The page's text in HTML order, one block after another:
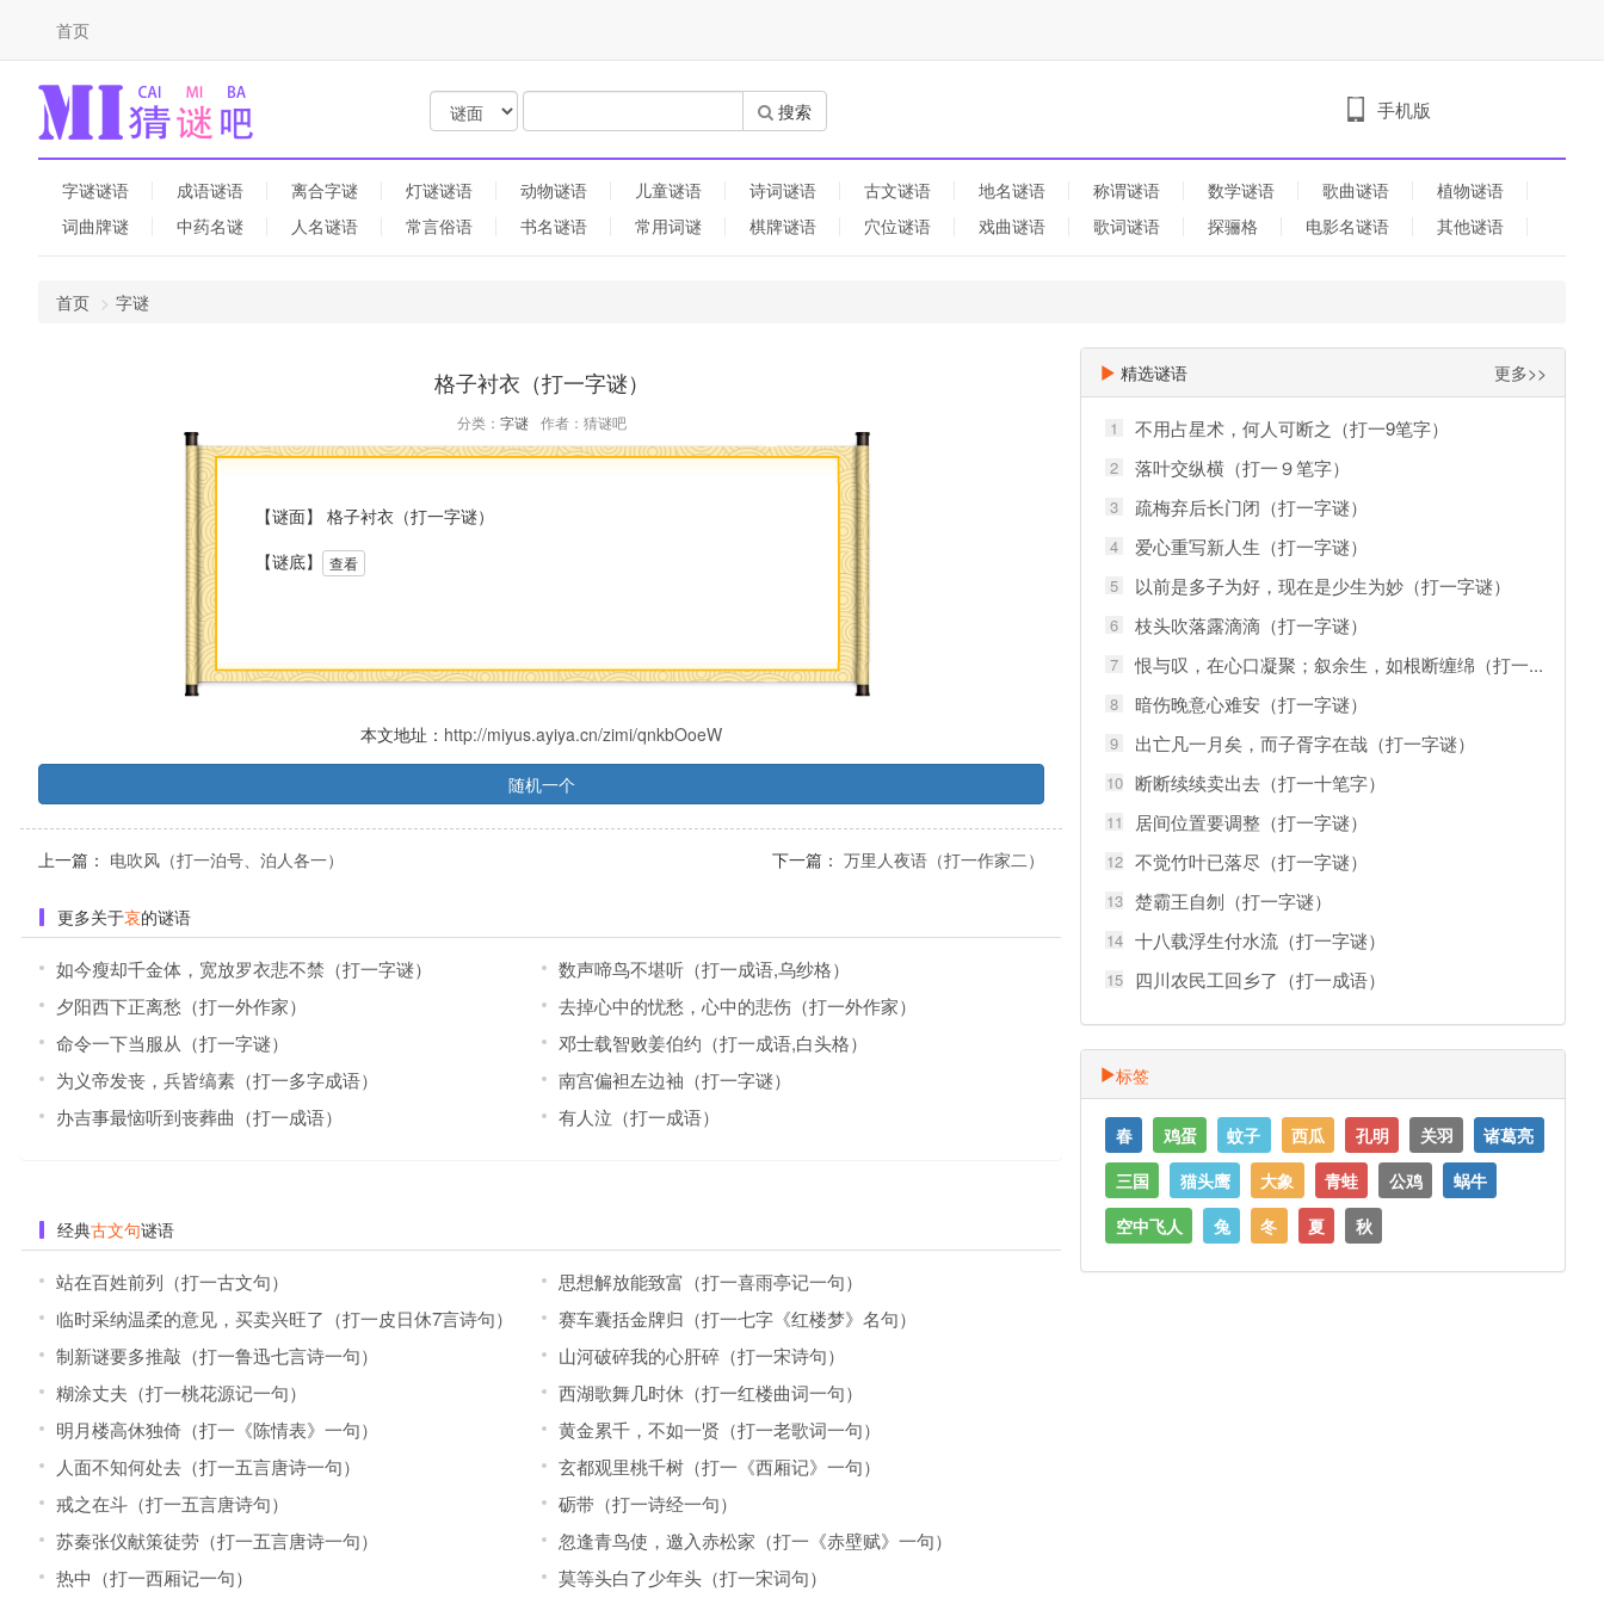
首页
搜索 手机版
字谜谜语 成语谜语 离合字谜 灯谜谜语 动物谜语 儿童谜语 诗词谜语 古文谜语 地名谜语 称谓谜语 数学谜语 歌曲谜语
植物谜语
词曲牌谜
中药名谜 人名谜语 常言俗语 书名谜语 常用词谜 棋牌谜语 穴位谜语 戏曲谜语 歌词谜语 探骊格 电影名谜语 其他谜语
首页 字谜
格子衬衣（打一字谜）
分类： 字谜 作者：猜谜吧
【谜面】 格子衬衣（打一字谜）
【谜底】
查看
本文地址： http://miyus.ayiya.cn/zimi/qnkbOoeW
随机一个
上一篇： 电吹风（打一泊号、泊人各一） 下一篇： 万里人夜语（打一作家二）
更多关于哀的谜语
如今瘦却千金体，宽放罗衣悲不禁（打一字谜）
数声啼鸟不堪听（打一成语,乌纱格）
夕阳西下正离愁（打一外作家）
去掉心中的忧愁，心中的悲伤（打一外作家）
命令一下当服从（打一字谜）
邓士载智败姜伯约（打一成语,白头格）
为义帝发丧，兵皆缟素（打一多字成语）
南宫偏袒左边袖（打一字谜）
办吉事最恼听到丧葬曲（打一成语）
有人泣（打一成语）
经典古文句谜语
站在百姓前列（打一古文句）
思想解放能致富（打一喜雨亭记一句）
临时采纳温柔的意见，买卖兴旺了（打一皮日休7言诗句）
赛车囊括金牌归（打一七字《红楼梦》名句）
制新谜要多推敲（打一鲁迅七言诗一句）
山河破碎我的心肝碎（打一宋诗句）
糊涂丈夫（打一桃花源记一句）
西湖歌舞几时休（打一红楼曲词一句）
明月楼高休独倚（打一《陈情表》一句）
黄金累千，不如一贤（打一老歌词一句）
人面不知何处去（打一五言唐诗一句）
玄都观里桃千树（打一《西厢记》一句）
戒之在斗（打一五言唐诗句）
砺带（打一诗经一句）
苏秦张仪献策徒劳（打一五言唐诗一句）
忽逢青鸟使，邀入赤松家（打一《赤壁赋》一句）
热中（打一西厢记一句）
莫等头白了少年头（打一宋词句）
更多>>
精选谜语
1 不用占星术，何人可断之（打一9笔字）
2 落叶交纵横（打一９笔字）
3 疏梅弃后长门闭（打一字谜）
4 爱心重写新人生（打一字谜）
5 以前是多子为好，现在是少生为妙（打一字谜）
6 枝头吹落露滴滴（打一字谜）
7 恨与叹，在心口凝聚；叙余生，如根断缠绵（打一...
8 暗伤晚意心难安（打一字谜）
9 出亡凡一月矣，而子胥字在哉（打一字谜）
10 断断续续卖出去（打一十笔字）
11 居间位置要调整（打一字谜）
12 不觉竹叶已落尽（打一字谜）
13 楚霸王自刎（打一字谜）
14 十八载浮生付水流（打一字谜）
15 四川农民工回乡了（打一成语）
标签
春 鸡蛋 蚊子 西瓜 孔明 关羽
诸葛亮
三国
猫头鹰 大象 青蛙 公鸡
蜗牛
空中飞人
兔 冬 夏 秋